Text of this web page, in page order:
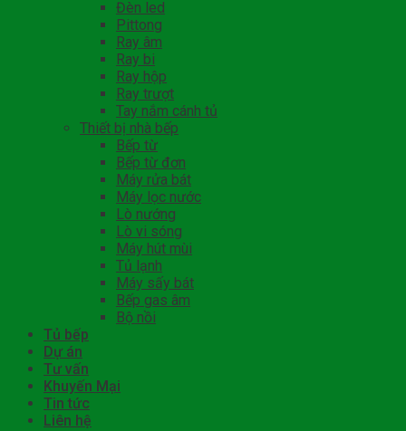
Đèn led
Pittong
Ray âm
Ray bi
Ray hộp
Ray trượt
Tay nắm cánh tủ
Thiết bị nhà bếp
Bếp từ
Bếp từ đơn
Máy rửa bát
Máy lọc nước
Lò nướng
Lò vi sóng
Máy hút mùi
Tủ lạnh
Máy sấy bát
Bếp gas âm
Bộ nồi
Tủ bếp
Dự án
Tư vấn
Khuyến Mại
Tin tức
Liên hệ